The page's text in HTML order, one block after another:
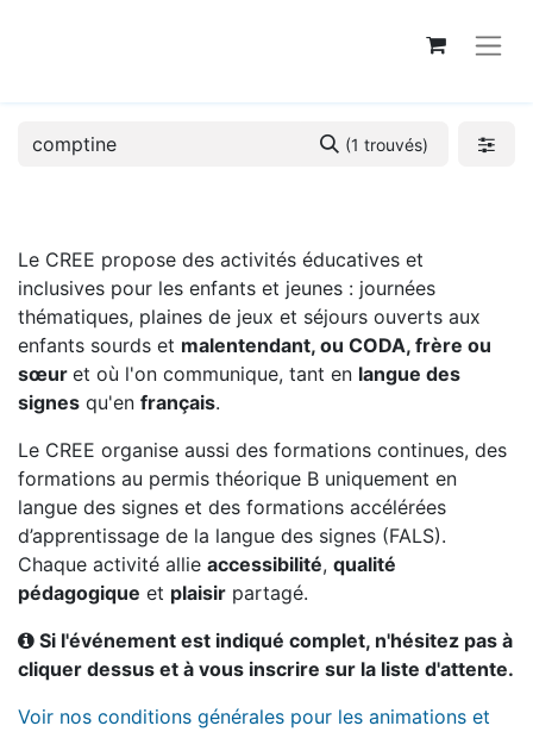
(1 trouvés)
Le CREE propose des activités éducatives et
inclusives pour les enfants et jeunes : journées
thématiques, plaines de jeux et séjours ouverts aux
enfants sourds et malentendant, ou CODA, frère ou
sœur et où l'on communique, tant en langue des
signes qu'en français.
Le CREE organise aussi des formations continues, des
formations au permis théorique B uniquement en
langue des signes et des formations accélérées
d’apprentissage de la langue des signes (FALS).
Chaque activité allie accessibilité, qualité
pédagogique et plaisir partagé.
Si l'événement est indiqué complet, n'hésitez pas à
cliquer dessus et à vous inscrire sur la liste d'attente.
Voir nos conditions générales pour les animations et